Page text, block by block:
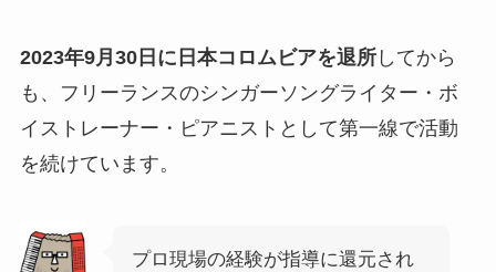
2023年9月30日に日本コロムビアを退所してから
も、フリーランスのシンガーソングライター・ボ
イストレーナー・ピアニストとして第一線で活動
を続けています。
プロ現場の経験が指導に還元され